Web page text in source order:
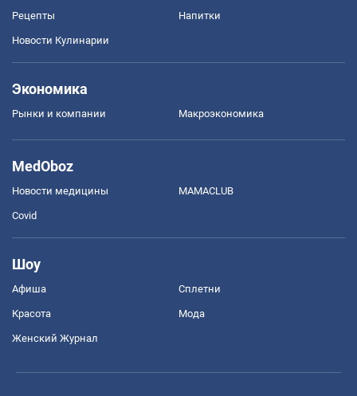
Рецепты Напитки
Новости Кулинарии
Экономика
Рынки и компании Mакроэкономика
MedOboz
Новости медицины MAMACLUB
Covid
Шоу
Афиша Сплетни
Красота Мода
Женский Журнал